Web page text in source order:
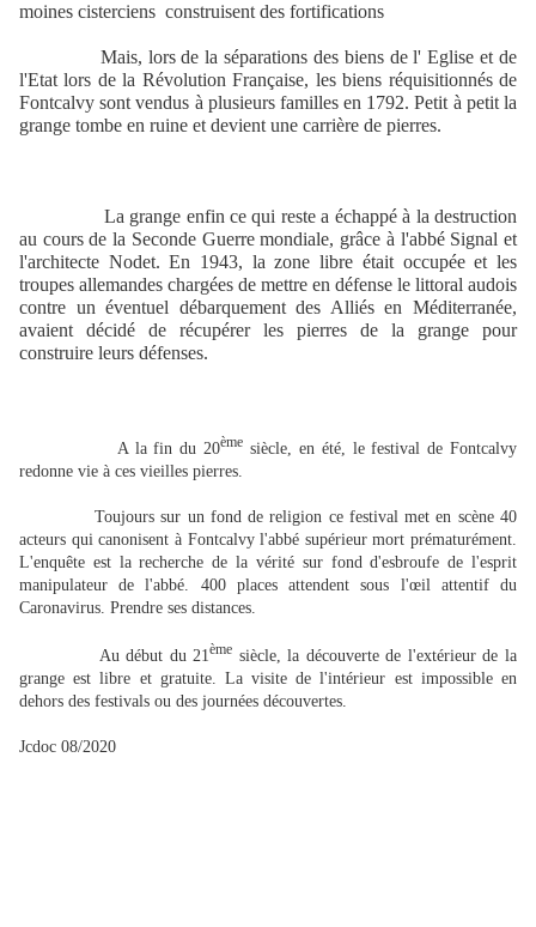
moines cisterciens construisent des fortifications
Mais, lors de la séparations des biens de l' Eglise et de
l'Etat lors de la Révolution Française, les biens réquisitionnés de
Fontcalvy sont vendus à plusieurs familles en 1792. Petit à petit la
grange tombe en ruine et devient une carrière de pierres.
La grange enfin ce qui reste a échappé à la destruction
au cours de la Seconde Guerre mondiale, grâce à l'abbé Signal et
l'architecte Nodet. En 1943, la zone libre était occupée et les
troupes allemandes chargées de mettre en défense le littoral audois
contre un éventuel débarquement des Alliés en Méditerranée,
avaient décidé de récupérer les pierres de la grange pour
construire leurs défenses.
A la fin du 20ème siècle, en été, le festival de Fontcalvy
redonne vie à ces vieilles pierres.
Toujours sur un fond de religion ce festival met en scène 40
acteurs qui canonisent à Fontcalvy l'abbé supérieur mort prématurément.
L'enquête est la recherche de la vérité sur fond d'esbroufe de l'esprit
manipulateur de l'abbé. 400 places attendent sous l'œil attentif du
Caronavirus. Prendre ses distances.
Au début du 21ème siècle, la découverte de l'extérieur de la
grange est libre et gratuite. La visite de l'intérieur est impossible en
dehors des festivals ou des journées découvertes.
Jcdoc 08/2020